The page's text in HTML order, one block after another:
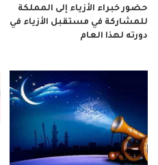
حضور خبراء الأزياء إلى المملكة
للمشاركة في مستقبل الأزياء في
دورته لهذا العام